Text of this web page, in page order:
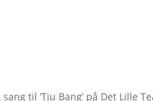
til ’Tju Bang’ på Det Lille